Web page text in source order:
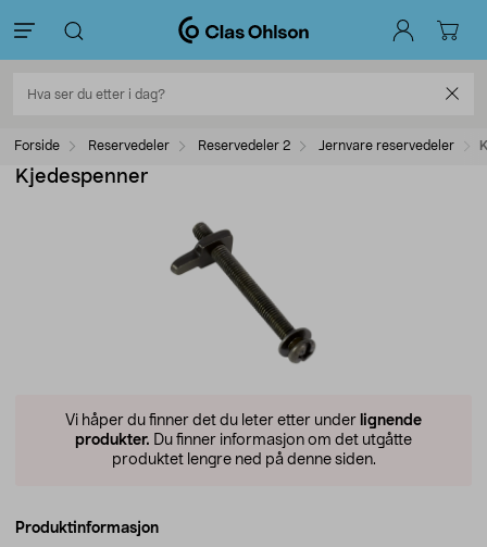
Forside Reservedeler Reservedeler 2 Jernvare reservedeler
Kjedespenner
Vi håper du finner det du leter etter under lignende
produkter. Du finner informasjon om det utgåtte
produktet lengre ned på denne siden.
Produktinformasjon